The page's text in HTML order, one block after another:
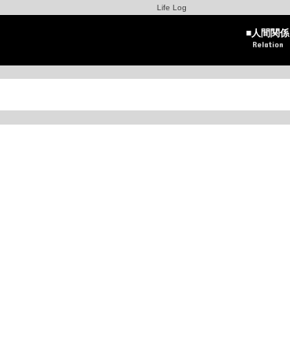
Life Log
■人間関係
Relation